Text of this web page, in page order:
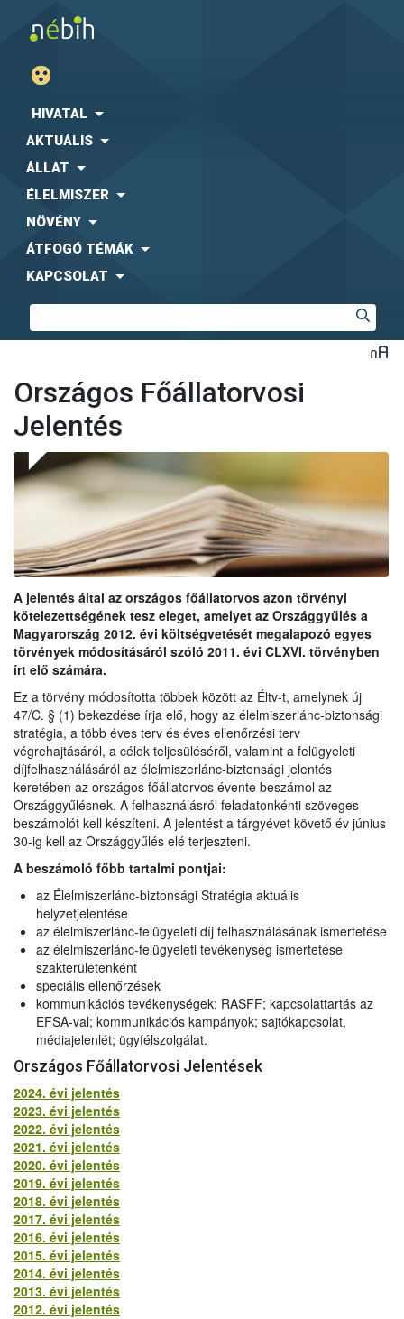
HIVATAL
AKTUÁLIS
ÁLLAT
ÉLELMISZER
NÖVÉNY
ÁTFOGÓ TÉMÁK
KAPCSOLAT
Országos Főállatorvosi
Jelentés
A jelentés által az országos főállatorvos azon törvényi
kötelezettségének tesz eleget, amelyet az Országgyűlés a
Magyarország 2012. évi költségvetését megalapozó egyes
törvények módosításáról szóló 2011. évi CLXVI. törvényben
írt elő számára.
Ez a törvény módosította többek között az Éltv-t, amelynek új
47/C. § (1) bekezdése írja elő, hogy az élelmiszerlánc-biztonsági
stratégia, a több éves terv és éves ellenőrzési terv
végrehajtásáról, a célok teljesüléséről, valamint a felügyeleti
díjfelhasználásáról az élelmiszerlánc-biztonsági jelentés
keretében az országos főállatorvos évente beszámol az
Országgyűlésnek. A felhasználásról feladatonkénti szöveges
beszámolót kell készíteni. A jelentést a tárgyévet követő év június
30-ig kell az Országgyűlés elé terjeszteni.
A beszámoló főbb tartalmi pontjai:
az Élelmiszerlánc-biztonsági Stratégia aktuális
helyzetjelentése
az élelmiszerlánc-felügyeleti díj felhasználásának ismertetése
az élelmiszerlánc-felügyeleti tevékenység ismertetése
szakterületenként
speciális ellenőrzések
kommunikációs tevékenységek: RASFF; kapcsolattartás az
EFSA-val; kommunikációs kampányok; sajtókapcsolat,
médiajelenlét; ügyfélszolgálat.
Országos Főállatorvosi Jelentések
2024. évi jelentés
2023. évi jelentés
2022. évi jelentés
2021. évi jelentés
2020. évi jelentés
2019. évi jelentés
2018. évi jelentés
2017. évi jelentés
2016. évi jelentés
2015. évi jelentés
2014. évi jelentés
2013. évi jelentés
2012. évi jelentés